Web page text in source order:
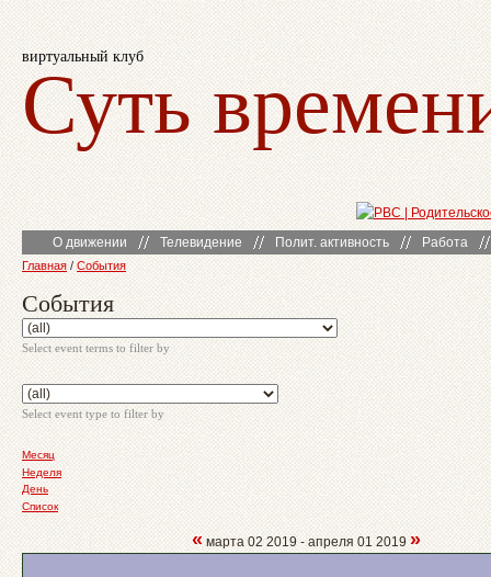
виртуальный клуб
Суть
О движении Телевидение Полит. активность Работа
Главная / События
События
Select event terms to filter by
Select event type to filter by
Месяц
Неделя
День
Список
« марта 02 2019 - апреля 01 2019»